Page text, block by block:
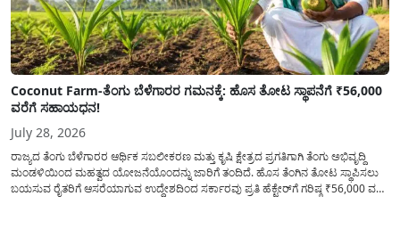
Coconut Farm-ತೆಂಗು ಬೆಳೆಗಾರರ ಗಮನಕ್ಕೆ: ಹೊಸ ತೋಟ ಸ್ಥಾಪನೆಗೆ ₹56,000
ವರೆಗೆ ಸಹಾಯಧನ!
July 28, 2026
ರಾಜ್ಯದ ತೆಂಗು ಬೆಳೆಗಾರರ ಆರ್ಥಿಕ ಸಬಲೀಕರಣ ಮತ್ತು ಕೃಷಿ ಕ್ಷೇತ್ರದ ಪ್ರಗತಿಗಾಗಿ ತೆಂಗು ಅಭಿವೃದ್ದಿ
ಮಂಡಳಿಯಿಂದ ಮಹತ್ವದ ಯೋಜನೆಯೊಂದನ್ನು ಜಾರಿಗೆ ತಂದಿದೆ. ಹೊಸ ತೆಂಗಿನ ತೋಟ ಸ್ಥಾಪಿಸಲು
ಬಯಸುವ ರೈತರಿಗೆ ಆಸರೆಯಾಗುವ ಉದ್ದೇಶದಿಂದ ಸರ್ಕಾರವು ಪ್ರತಿ ಹೆಕ್ಟೇರ್‌ಗೆ ಗರಿಷ್ಠ ₹56,000 ವರೆಗೆ